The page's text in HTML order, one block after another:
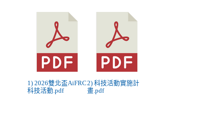
1) 2026雙北盃AiFRC
科技活動.pdf
2) 科技活動實施計
畫.pdf